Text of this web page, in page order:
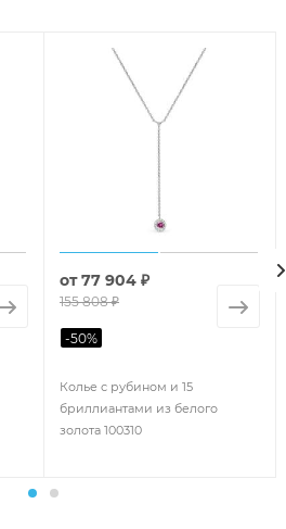
Колье с рубином и 15
бриллиантами из белого
золота 100310
от77 904 ₽
155 808 ₽
-50%